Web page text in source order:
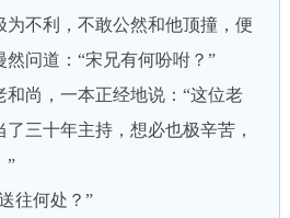
为不利，不敢公然和他顶撞，便
问道：“宋兄有何吩咐？”
尚，一本正经地说：“这位老
三十年主持，想必也极辛苦，
”
往何处？”